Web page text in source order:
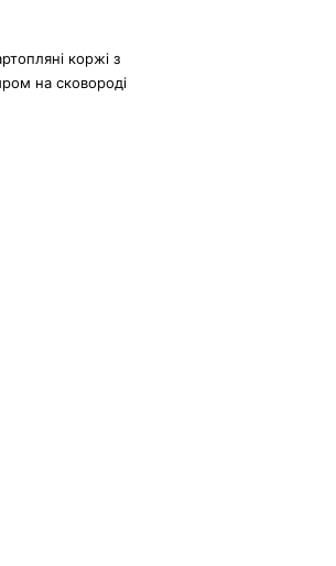
коржі з
на сковороді